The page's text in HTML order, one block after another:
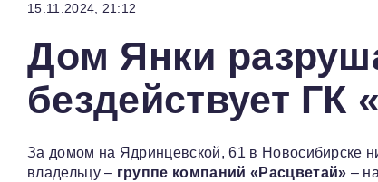
15.11.2024, 21:12
Дом Янки
бездействует ГК
За домом на Ядринцевской, 61 в Новосибирске
владельцу – группе компаний «Расцветай» –